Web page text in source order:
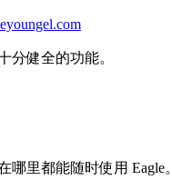
分健全的功能。
哪里都能随时使用 Eagle